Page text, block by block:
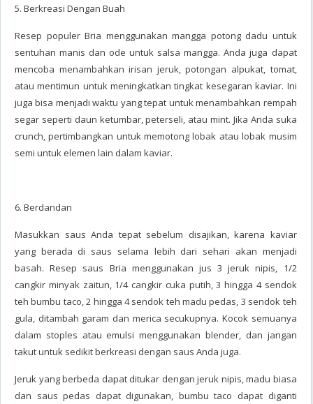
5. Berkreasi Dengan Buah
Resep populer Bria menggunakan mangga potong dadu untuk
sentuhan manis dan ode untuk salsa mangga. Anda juga dapat
mencoba menambahkan irisan jeruk, potongan alpukat, tomat,
atau mentimun untuk meningkatkan tingkat kesegaran kaviar. Ini
juga bisa menjadi waktu yang tepat untuk menambahkan rempah
segar seperti daun ketumbar, peterseli, atau mint. Jika Anda suka
crunch, pertimbangkan untuk memotong lobak atau lobak musim
semi untuk elemen lain dalam kaviar.
6. Berdandan
Masukkan saus Anda tepat sebelum disajikan, karena kaviar
yang berada di saus selama lebih dari sehari akan menjadi
basah. Resep saus Bria menggunakan jus 3 jeruk nipis, 1/2
cangkir minyak zaitun, 1/4 cangkir cuka putih, 3 hingga 4 sendok
teh bumbu taco, 2 hingga 4 sendok teh madu pedas, 3 sendok teh
gula, ditambah garam dan merica secukupnya. Kocok semuanya
dalam stoples atau emulsi menggunakan blender, dan jangan
takut untuk sedikit berkreasi dengan saus Anda juga.
Jeruk yang berbeda dapat ditukar dengan jeruk nipis, madu biasa
dan saus pedas dapat digunakan, bumbu taco dapat diganti